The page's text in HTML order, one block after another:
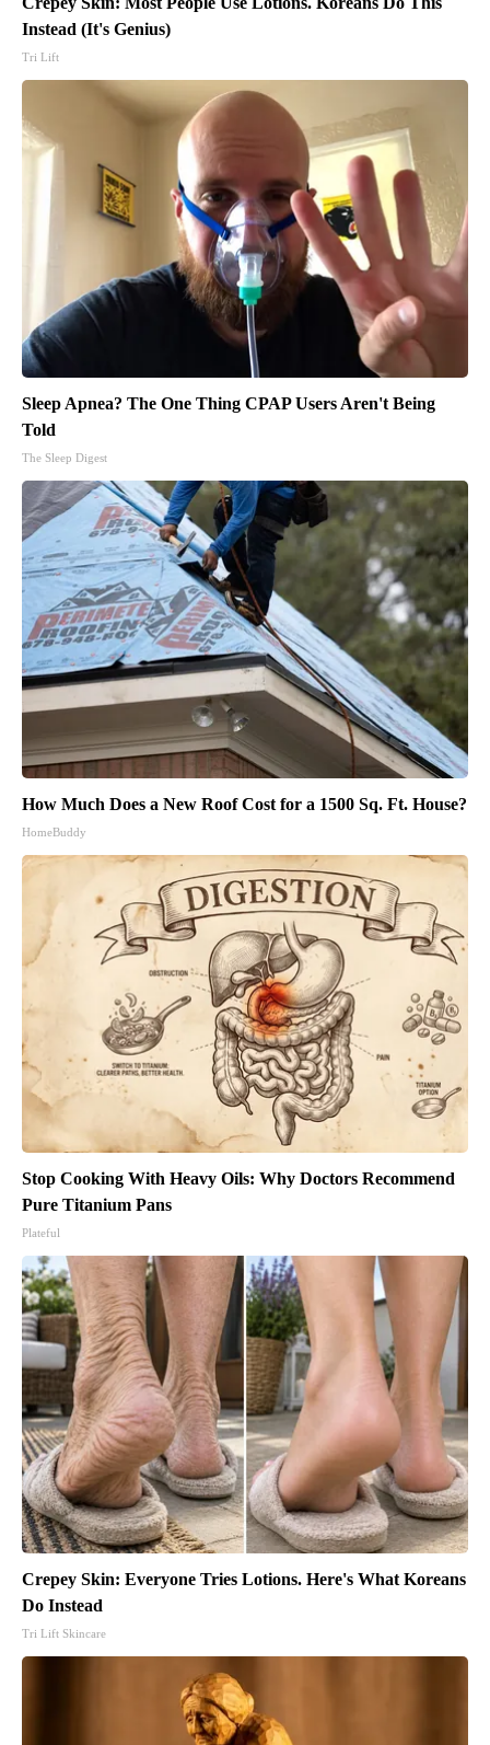
Instead (It's Genius)
Tri Lift
Sleep Apnea? The One Thing CPAP Users Aren't Being
Told
The Sleep Digest
How Much Does a New Roof Cost for a 1500 Sq. Ft. House?
HomeBuddy
Stop Cooking With Heavy Oils: Why Doctors Recommend
Pure Titanium Pans
Plateful
Crepey Skin: Everyone Tries Lotions. Here's What Koreans
Do Instead
Tri Lift Skincare